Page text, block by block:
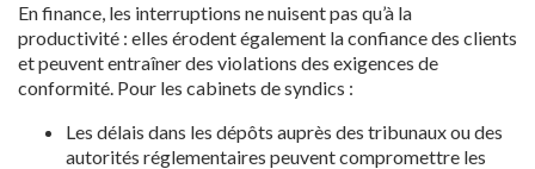
En finance, les interruptions ne nuisent pas qu’à la
productivité : elles érodent également la confiance des clients
et peuvent entraîner des violations des exigences de
conformité. Pour les cabinets de syndics :
Les délais dans les dépôts auprès des tribunaux ou des
autorités réglementaires peuvent compromettre les